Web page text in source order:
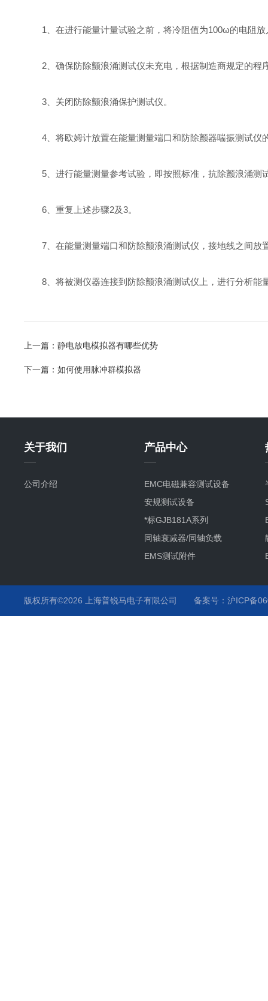
1、在进行能量计量试验之前，将冷阻值为100ω的电阻放
2、确保防除颤浪涌测试仪未充电，根据制造商规定的程
3、关闭防除颤浪涌保护测试仪。
4、将欧姆计放置在能量测量端口和防除颤器喘振测试仪
5、进行能量测量参考试验，即按照标准，抗除颤浪涌测
6、重复上述步骤2及3。
7、在能量测量端口和防除颤浪涌测试仪，接地线之间放
8、将被测仪器连接到防除颤浪涌测试仪上，进行分析能
上一篇： 静电放电模拟器有哪些优势
下一篇： 如何使用脉冲群模拟器
关于我们
公司介绍
产品中心
EMC电磁兼容测试设备
安规测试设备
*标GJB181A系列
同轴衰减器/同轴负载
EMS测试附件
版权所有©2026 上海普锐马电子有限公司 备案号：沪ICP备